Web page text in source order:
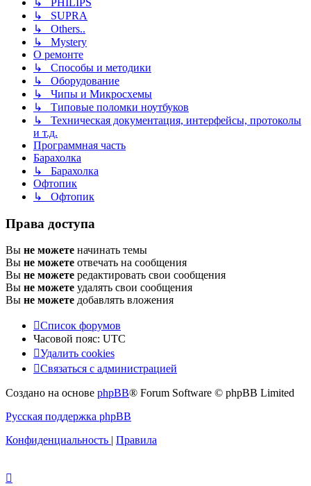
↳ SUPRA
↳ Others..
↳ Mystery
О ремонте
↳ Способы и методики
↳ Оборудование
↳ Чипы и Микросхемы
↳ Типовые поломки ноутбуков
↳ Техническая документация, интерфейсы, протоколы
и т.д.
Программная часть
Барахолка
↳ Барахолка
Офтопик
↳ Офтопик
Права доступа
Вы не можете начинать темы
Вы не можете отвечать на сообщения
Вы не можете редактировать свои сообщения
Вы не можете удалять свои сообщения
Вы не можете добавлять вложения
Список форумов
Часовой пояс: UTC
Удалить cookies
Связаться
администрацией
Связаться с администрацией
Создано на основе phpBB® Forum Software © phpBB Limited
Русская поддержка phpBB
Конфиденциальность | Правила